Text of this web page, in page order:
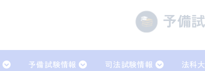
予備
予備試験情報 司法試験情報 法科